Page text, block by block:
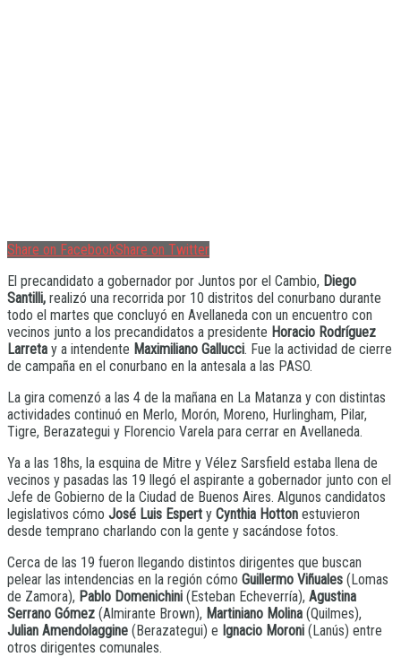
Share on FacebookShare on Twitter
El precandidato a gobernador por Juntos por el Cambio, Diego
Santilli, realizó una recorrida por 10 distritos del conurbano durante
todo el martes que concluyó en Avellaneda con un encuentro con
vecinos junto a los precandidatos a presidente Horacio Rodríguez
Larreta y a intendente Maximiliano Gallucci. Fue la actividad de cierre
de campaña en el conurbano en la antesala a las PASO.
La gira comenzó a las 4 de la mañana en La Matanza y con distintas
actividades continuó en Merlo, Morón, Moreno, Hurlingham, Pilar,
Tigre, Berazategui y Florencio Varela para cerrar en Avellaneda.
Ya a las 18hs, la esquina de Mitre y Vélez Sarsfield estaba llena de
vecinos y pasadas las 19 llegó el aspirante a gobernador junto con el
Jefe de Gobierno de la Ciudad de Buenos Aires. Algunos candidatos
legislativos cómo José Luis Espert y Cynthia Hotton estuvieron
desde temprano charlando con la gente y sacándose fotos.
Cerca de las 19 fueron llegando distintos dirigentes que buscan
pelear las intendencias en la región cómo Guillermo Viñuales (Lomas
de Zamora), Pablo Domenichini (Esteban Echeverría), Agustina
Serrano Gómez (Almirante Brown), Martiniano Molina (Quilmes),
Julian Amendolaggine (Berazategui) e Ignacio Moroni (Lanús) entre
otros dirigentes comunales.